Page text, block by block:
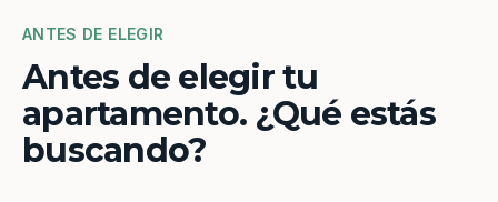
ANTES DE ELEGIR
Antes de elegir tu
apartamento. ¿Qué estás
buscando?